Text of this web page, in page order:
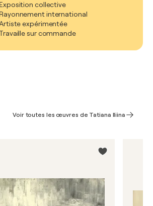
collective
international
expérimentée
Travaille sur commande
Voir toutes les œuvres de Tatiana Iliina